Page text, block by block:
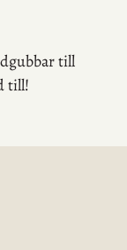
till
till!